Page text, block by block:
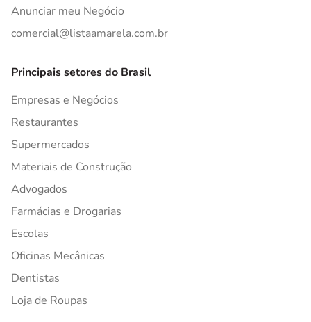
Anunciar meu Negócio
comercial@listaamarela.com.br
Principais setores do Brasil
Empresas e Negócios
Restaurantes
Supermercados
Materiais de Construção
Advogados
Farmácias e Drogarias
Escolas
Oficinas Mecânicas
Dentistas
Loja de Roupas